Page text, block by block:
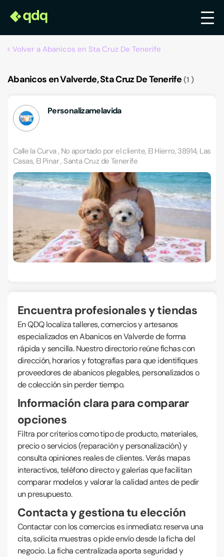
Volver a Abanicos en Sta Cruz De Tenerife
Abanicos en Valverde, Sta Cruz De Tenerife 1
Personalizamelavida
Calle la Curva , No aportado por el cliente, El Hierro, 38914, Las
Casas, El Pinar , Santa Cruz de Tenerife
Encuentra profesionales y tiendas
En QDQ localiza talleres, comercios y artesanos
especializados en Abanicos en Valverde de forma
rápida y sencilla. Nuestro directorio reúne fichas con
dirección, horarios y fotografías para que identifiques
proveedores de abanicos plegables, personalizados o
de colección sin perder tiempo.
Información clara para comparar
opciones
Filtra por criterios como tipo de producto, materiales,
precio o servicios (reparación y personalización) y
consulta opiniones reales de clientes. Verás mapas
interactivos, teléfono directo y galerías que facilitan
comparar modelos y valorar la calidad antes de pedir
un presupuesto.
Contacta y gestiona tu elección
Contactar con los comercios es inmediato: reserva una
cita, solicita muestras o pide envío desde la ficha del
negocio. La ficha centralizada aporta seguridad y